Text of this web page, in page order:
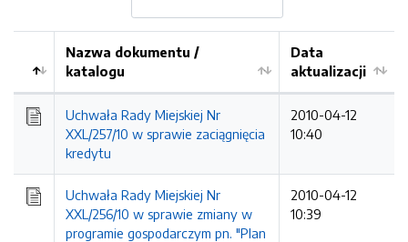
Nazwa dokumentu /
katalogu
Data
aktualizacji
Uchwała Rady Miejskiej Nr
XXL/257/10 w sprawie zaciągnięcia
kredytu
2010-04-12
10:40
Uchwała Rady Miejskiej Nr
XXL/256/10 w sprawie zmiany w
programie gospodarczym pn. "Plan
2010-04-12
10:39